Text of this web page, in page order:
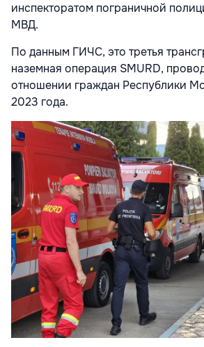
инспекторатом пограничной
МВД.
По данным ГИЧС, это третья
наземная операция SMURD,
отношении граждан Республики
2023 года.